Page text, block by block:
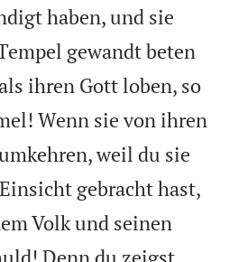
haben, und sie
gewandt beten
ihren Gott loben, so
Wenn sie von ihren
weil du sie
gebracht hast,
Volk und seinen